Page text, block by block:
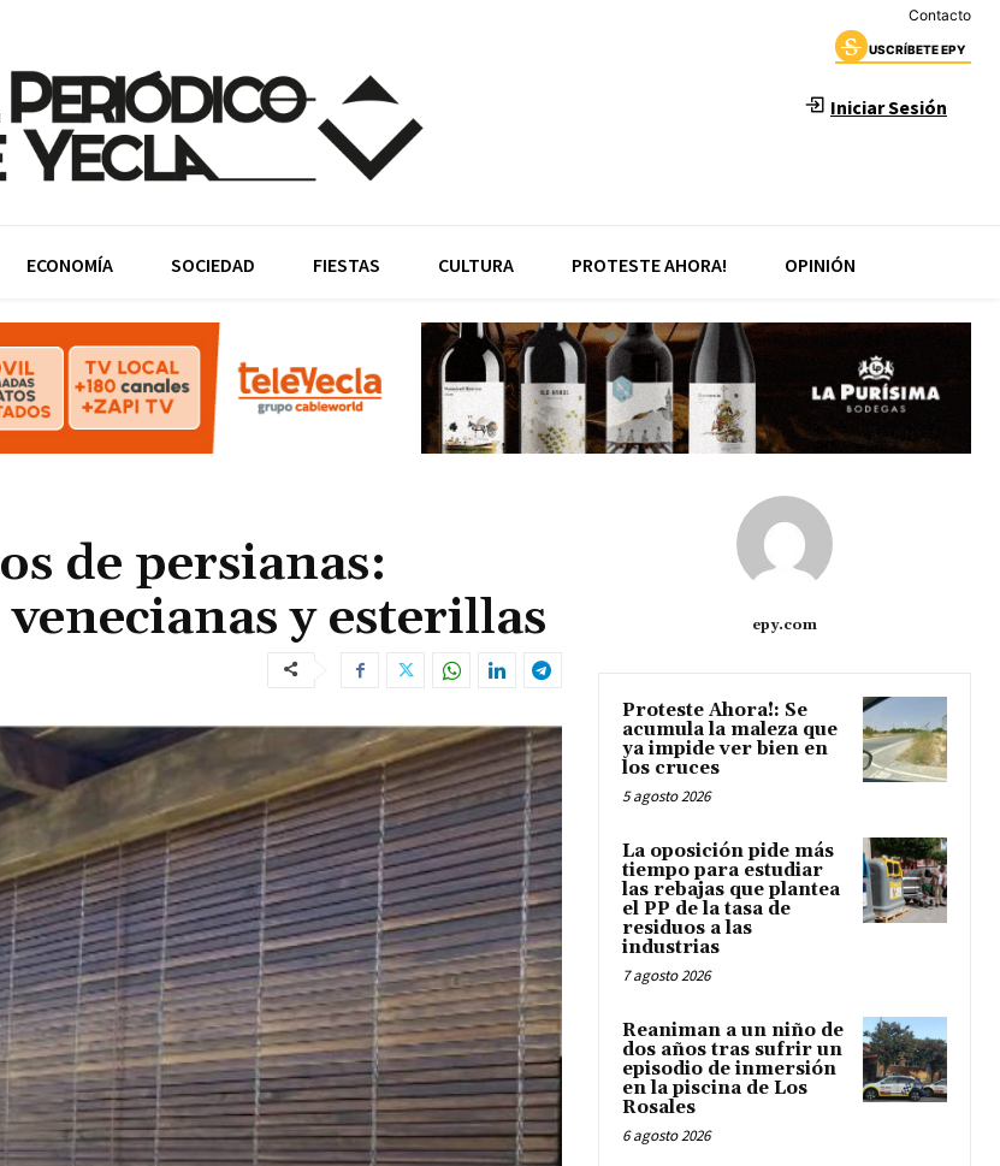
Contacto
USCRÍBETE EPY
Iniciar Sesión
ECONOMÍA SOCIEDAD FIESTAS CULTURA PROTESTE AHORA! OPINIÓN
de persianas:
y esterillas
epy.com
Proteste Ahora!: Se
acumula la maleza que
ya impide ver bien en
los cruces
5 agosto 2026
La oposición pide más
tiempo para estudiar
las rebajas que plantea
el PP de la tasa de
residuos a las
industrias
7 agosto 2026
Reaniman a un niño de
dos años tras sufrir un
episodio de inmersión
en la piscina de Los
Rosales
6 agosto 2026